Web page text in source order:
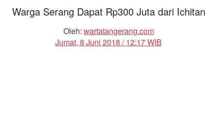
Warga Serang Dapat Rp300 Juta dari Ichitan
Oleh: wartatangerang.com
Jumat, 8 Juni 2018 / 12:17 WIB